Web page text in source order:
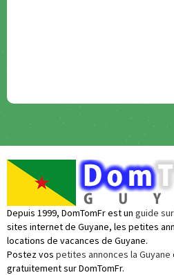
Depuis 1999, DomTomFr est un guide
sites internet de Guyane, les petites
locations de vacances de Guyane.
Postez vos petites annonces la Guyane
gratuitement sur DomTomFr.